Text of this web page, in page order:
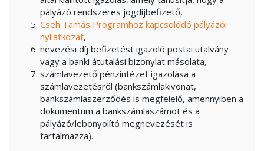
pályázó rendszeres jogdíjbefizető,
Cseh Tamás Programhoz kapcsolódó pályázói
nyilatkozat,
nevezési díj befizetést igazoló postai utalvány
vagy a banki átutalási bizonylat másolata,
számlavezető pénzintézet igazolása a
számlavezetésről (bankszámlakivonat,
bankszámlaszerződés is megfelelő, amennyiben a
dokumentum a bankszámlaszámot és a
pályázó/lebonyolító megnevezését is
tartalmazza).